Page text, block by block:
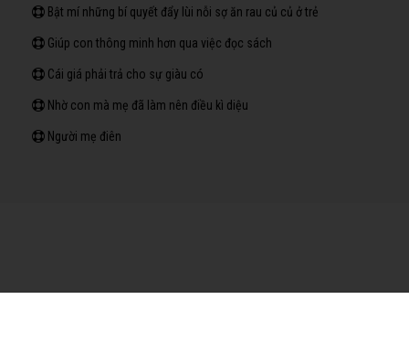
Bật mí những bí quyết đẩy lùi nỗi sợ ăn rau củ củ ở trẻ
Giúp con thông minh hơn qua việc đọc sách
Cái giá phải trả cho sự giàu có
Nhờ con mà mẹ đã làm nên điều kì diệu
Người mẹ điên